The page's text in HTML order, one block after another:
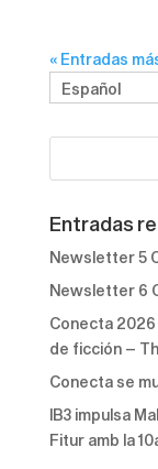
« Entradas
Español
Entradas
Newsletter 5
Newsletter 6
Conecta
de ficción –
Conecta se
IB3 impulsa
Fitur amb la